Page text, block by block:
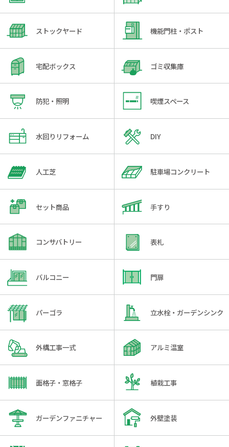
ストックヤード 機能門柱・ポスト
宅配ボックス ゴミ収集庫
防犯・照明 喫煙スペース
水回りリフォーム DIY
人工芝 駐車場コンクリート
セット商品 手すり
コンサバトリー 表札
バルコニー 門扉
パーゴラ 立水栓・ガーデンシンク
外構工事一式 アルミ温室
面格子・窓格子 植栽工事
ガーデンファニチャー 外壁塗装